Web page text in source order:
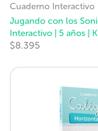
Cuaderno Interactivo
Jugando con los
Interactivo | 5 años |
$8.395